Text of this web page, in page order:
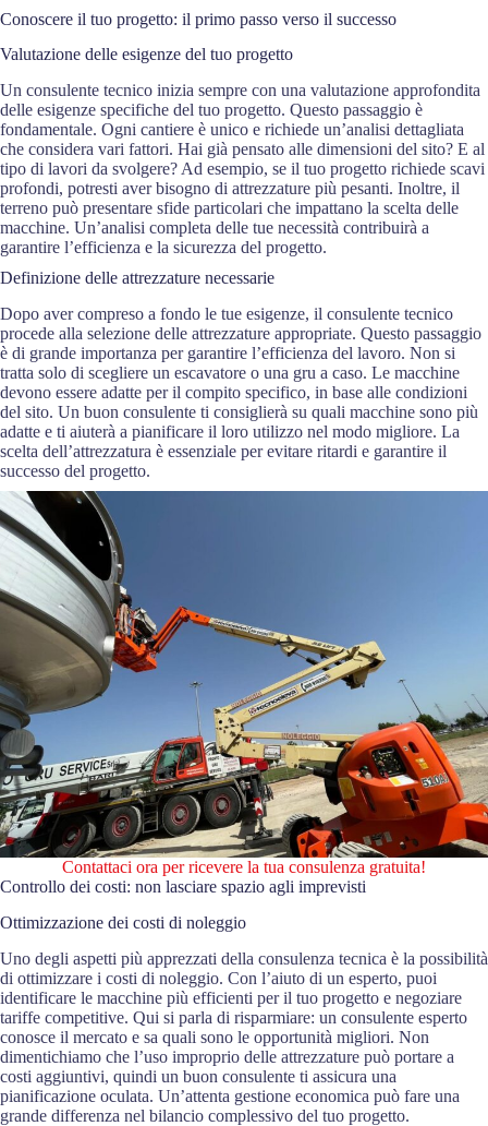
Conoscere il tuo progetto: il primo passo verso il successo
Valutazione delle esigenze del tuo progetto
Un consulente tecnico inizia sempre con una valutazione approfondita
delle esigenze specifiche del tuo progetto. Questo passaggio è
fondamentale. Ogni cantiere è unico e richiede un’analisi dettagliata
che considera vari fattori. Hai già pensato alle dimensioni del sito? E al
tipo di lavori da svolgere? Ad esempio, se il tuo progetto richiede scavi
profondi, potresti aver bisogno di attrezzature più pesanti. Inoltre, il
terreno può presentare sfide particolari che impattano la scelta delle
macchine. Un’analisi completa delle tue necessità contribuirà a
garantire l’efficienza e la sicurezza del progetto.
Definizione delle attrezzature necessarie
Dopo aver compreso a fondo le tue esigenze, il consulente tecnico
procede alla selezione delle attrezzature appropriate. Questo passaggio
è di grande importanza per garantire l’efficienza del lavoro. Non si
tratta solo di scegliere un escavatore o una gru a caso. Le macchine
devono essere adatte per il compito specifico, in base alle condizioni
del sito. Un buon consulente ti consiglierà su quali macchine sono più
adatte e ti aiuterà a pianificare il loro utilizzo nel modo migliore. La
scelta dell’attrezzatura è essenziale per evitare ritardi e garantire il
successo del progetto.
Contattaci ora per ricevere la tua consulenza gratuita!
Controllo dei costi: non lasciare spazio agli imprevisti
Ottimizzazione dei costi di noleggio
Uno degli aspetti più apprezzati della consulenza tecnica è la possibilità
di ottimizzare i costi di noleggio. Con l’aiuto di un esperto, puoi
identificare le macchine più efficienti per il tuo progetto e negoziare
tariffe competitive. Qui si parla di risparmiare: un consulente esperto
conosce il mercato e sa quali sono le opportunità migliori. Non
dimentichiamo che l’uso improprio delle attrezzature può portare a
costi aggiuntivi, quindi un buon consulente ti assicura una
pianificazione oculata. Un’attenta gestione economica può fare una
grande differenza nel bilancio complessivo del tuo progetto.